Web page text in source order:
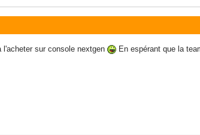
sur console nextgen En espérant que la